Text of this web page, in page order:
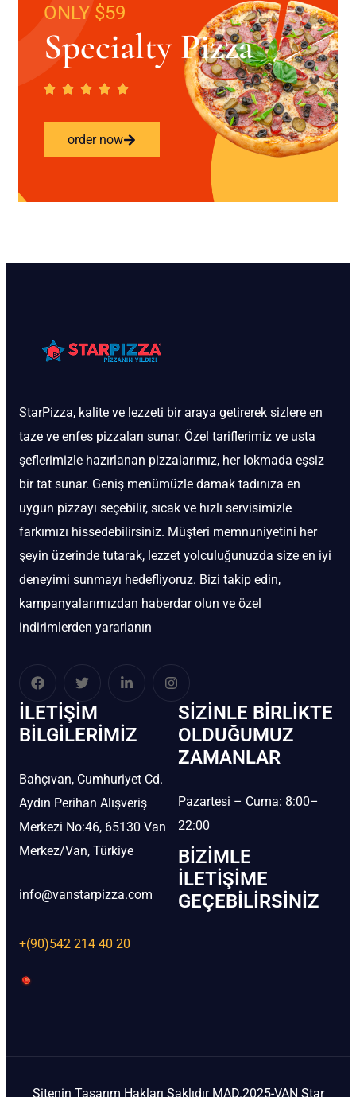
ONLY $59
Specialty Pizza
order now
StarPizza, kalite ve lezzeti bir araya getirerek sizlere en
taze ve enfes pizzaları sunar. Özel tariflerimiz ve usta
şeflerimizle hazırlanan pizzalarımız, her lokmada eşsiz
bir tat sunar. Geniş menümüzle damak tadınıza en
uygun pizzayı seçebilir, sıcak ve hızlı servisimizle
farkımızı hissedebilirsiniz. Müşteri memnuniyetini her
şeyin üzerinde tutarak, lezzet yolculuğunuzda size en iyi
deneyimi sunmayı hedefliyoruz. Bizi takip edin,
kampanyalarımızdan haberdar olun ve özel
indirimlerden yararlanın
İLETIŞIM
BİLGILERIMIZ
Bahçıvan, Cumhuriyet Cd.
Aydın Perihan Alışveriş
Merkezi No:46, 65130 Van
Merkez/Van, Türkiye
info@vanstarpizza.com
+(90)542 214 40 20
SIZINLE BIRLIKTE
OLDUĞUMUZ
ZAMANLAR
Pazartesi – Cuma: 8:00–
22:00
BIZIMLE
İLETIŞIME
GEÇEBILIRSINIZ
Sitenin Tasarım Hakları Saklıdır MAD.2025-VAN Star